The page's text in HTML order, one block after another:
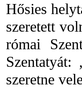
Hősies
szeretett
római
szeretne